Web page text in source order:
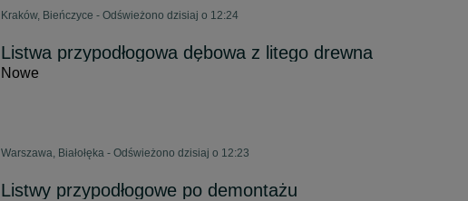
Kraków, Bieńczyce - Odświeżono dzisiaj o 12:24
Listwa przypodłogowa dębowa z litego drewna
Nowe
Warszawa, Białołęka - Odświeżono dzisiaj o 12:23
Listwy przypodłogowe po demontażu